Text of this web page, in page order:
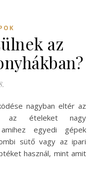
az
az ételeket nagy
egyedi gépek
sütő vagy az ipari
használ, mint amit